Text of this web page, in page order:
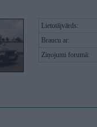
Lietotājvārds:
Braucu ar:
Ziņojumi forumā: